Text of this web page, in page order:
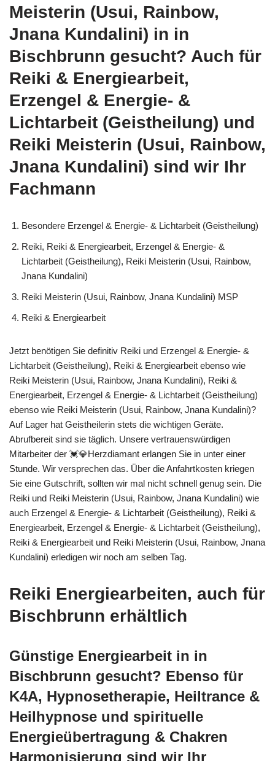
Meisterin (Usui, Rainbow,
Jnana Kundalini) in in
Bischbrunn gesucht? Auch für
Reiki & Energiearbeit,
Erzengel & Energie- &
Lichtarbeit (Geistheilung) und
Reiki Meisterin (Usui, Rainbow,
Jnana Kundalini) sind wir Ihr
Fachmann
Besondere Erzengel & Energie- & Lichtarbeit (Geistheilung)
Reiki, Reiki & Energiearbeit, Erzengel & Energie- &
Lichtarbeit (Geistheilung), Reiki Meisterin (Usui, Rainbow,
Jnana Kundalini)
Reiki Meisterin (Usui, Rainbow, Jnana Kundalini) MSP
Reiki & Energiearbeit
Jetzt benötigen Sie definitiv Reiki und Erzengel & Energie- &
Lichtarbeit (Geistheilung), Reiki & Energiearbeit ebenso wie
Reiki Meisterin (Usui, Rainbow, Jnana Kundalini), Reiki &
Energiearbeit, Erzengel & Energie- & Lichtarbeit (Geistheilung)
ebenso wie Reiki Meisterin (Usui, Rainbow, Jnana Kundalini)?
Auf Lager hat Geistheilerin stets die wichtigen Geräte.
Abrufbereit sind sie täglich. Unsere vertrauenswürdigen
Mitarbeiter der 💓️💎Herzdiamant erlangen Sie in unter einer
Stunde. Wir versprechen das. Über die Anfahrtkosten kriegen
Sie eine Gutschrift, sollten wir mal nicht schnell genug sein. Die
Reiki und Reiki Meisterin (Usui, Rainbow, Jnana Kundalini) wie
auch Erzengel & Energie- & Lichtarbeit (Geistheilung), Reiki &
Energiearbeit, Erzengel & Energie- & Lichtarbeit (Geistheilung),
Reiki & Energiearbeit und Reiki Meisterin (Usui, Rainbow, Jnana
Kundalini) erledigen wir noch am selben Tag.
Reiki Energiearbeiten, auch für
Bischbrunn erhältlich
Günstige Energiearbeit in in
Bischbrunn gesucht? Ebenso für
K4A, Hypnosetherapie, Heiltrance &
Heilhypnose und spirituelle
Energieübertragung & Chakren
Harmonisierung sind wir Ihr